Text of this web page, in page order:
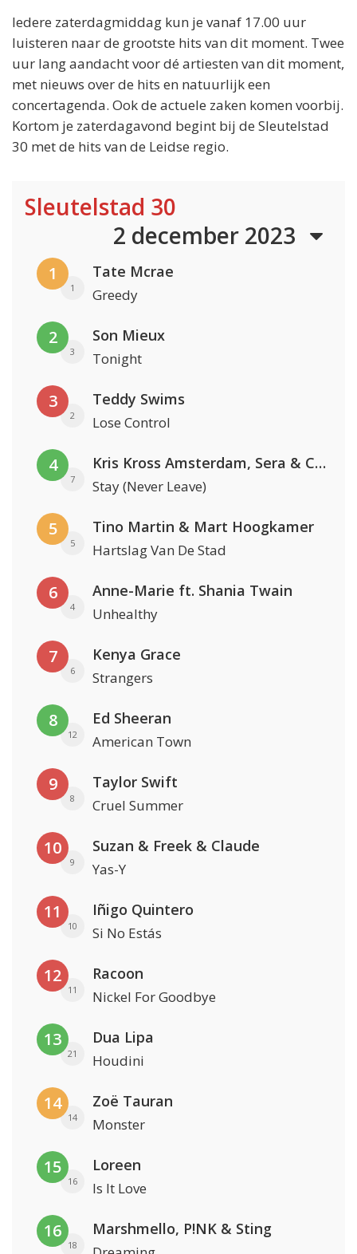
Iedere zaterdagmiddag kun je vanaf 17.00 uur
luisteren naar de grootste hits van dit moment. Twee
uur lang aandacht voor dé artiesten van dit moment,
met nieuws over de hits en natuurlijk een
concertagenda. Ook de actuele zaken komen voorbij.
Kortom je zaterdagavond begint bij de Sleutelstad
30 met de hits van de Leidse regio.
Sleutelstad 30
2 december 2023
1
1
Tate Mcrae
Greedy
2
3
Son Mieux
Tonight
3
2
Teddy Swims
Lose Control
4
7
Kris Kross Amsterdam, Sera & Conor Maynard
Stay (Never Leave)
5
5
Tino Martin & Mart Hoogkamer
Hartslag Van De Stad
6
4
Anne-Marie ft. Shania Twain
Unhealthy
7
6
Kenya Grace
Strangers
8
12
Ed Sheeran
American Town
9
8
Taylor Swift
Cruel Summer
10
9
Suzan & Freek & Claude
Yas-Y
11
10
Iñigo Quintero
Si No Estás
12
11
Racoon
Nickel For Goodbye
13
21
Dua Lipa
Houdini
14
14
Zoë Tauran
Monster
15
16
Loreen
Is It Love
16
18
Marshmello, P!NK & Sting